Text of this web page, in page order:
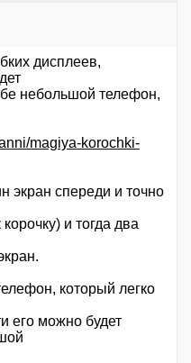
дисплеев,
небольшой телефон,
magiya-korochki-
экран спереди и точно
и тогда два
который легко
его можно будет